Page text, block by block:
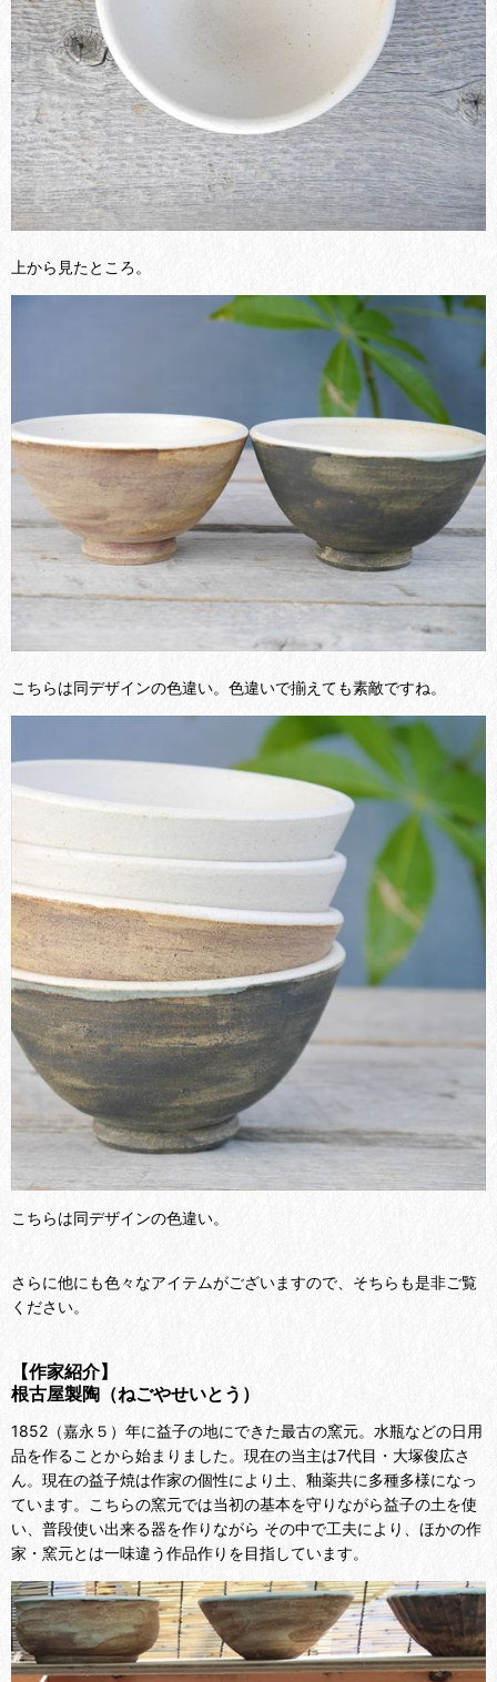
上から見たところ。
こちらは同デザインの色違い。色違いで揃えても素敵ですね。
こちらは同デザインの色違い。
さらに他にも色々なアイテムがございますので、そちらも是非ご覧
ください。
【作家紹介】
根古屋製陶（ねごやせいとう）
1852 （嘉永５）年に益子の地にできた最古の窯元。水瓶などの日用
品を作ることから始まりました。現在の当主は7代目・ 大塚俊広さ
ん。現在の益子焼は作家の個性により土、釉薬共に多種多様になっ
ています。こちらの窯元では当初の基本を守りながら益子の土を使
い、普段使い出来る器を作りながら その中で工夫により、ほかの作
家・窯元とは一味違う作品作りを目指しています。